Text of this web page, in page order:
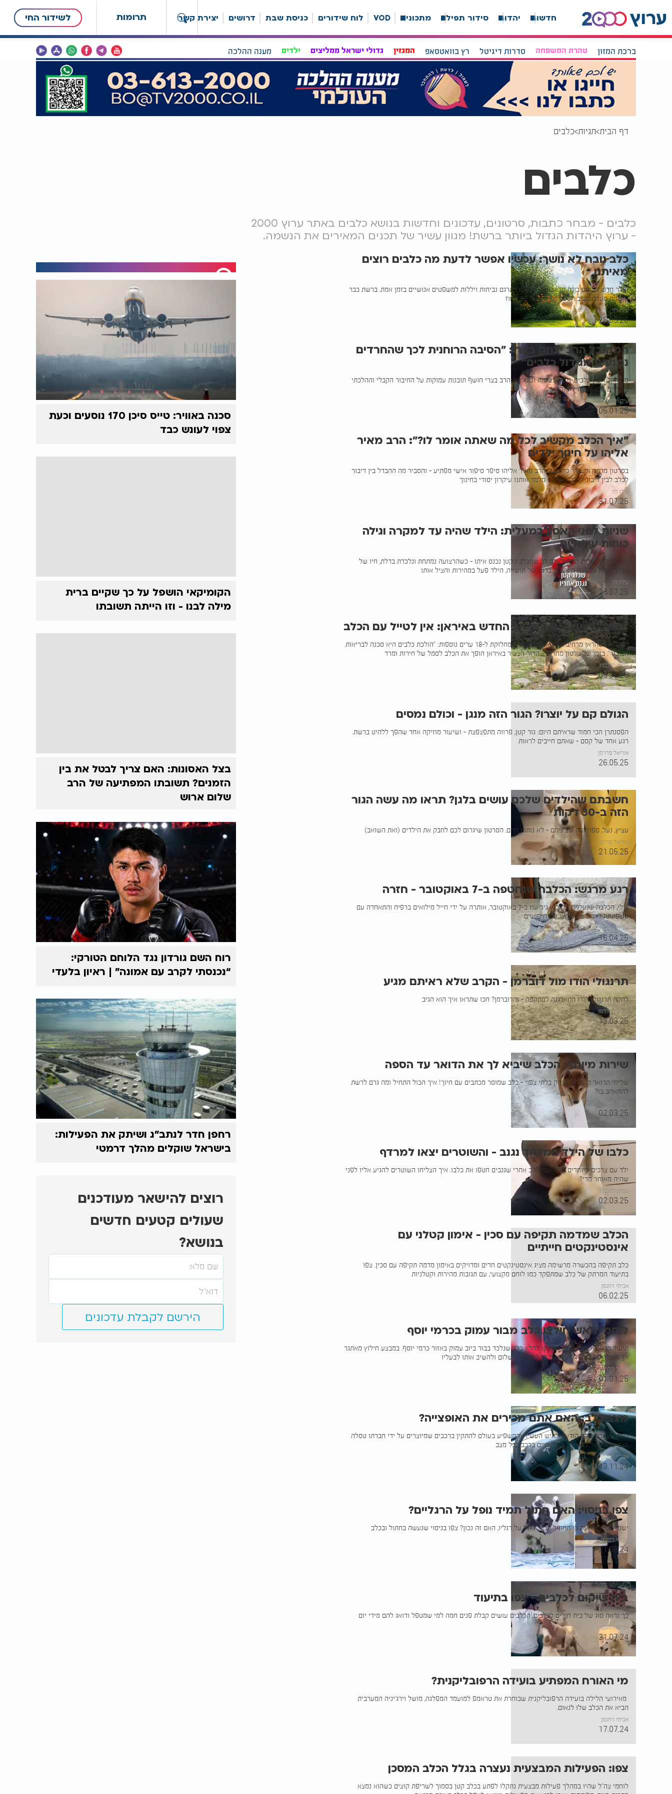
תרומות לשידור החי חדשות יהדות סידור תפילה מתכונים VOD לוח שידורים כניסת שבת דרושים יצירת קשר
ברכת המזון טהרת המשפחה סדרות דיגיטל רץ בוואטסאפ המגזין גדולי ישראל ממליצים ילדים מענה ההלכה
דף הבית תגיות כלבים
כלבים
כלבים - מבחר כתבות, סרטונים, עדכונים וחדשות בנושא כלבים באתר ערוץ 2000
- ערוץ היהדות הגדול ביותר ברשת! מגוון עשיר של תכנים המאירים את הנשמה.
כלב נובח לא נושך: עכשיו אפשר לדעת מה כלבים רוצים
מאיתנו
קולר חדש מבוסס בינה מלאכותית מבטיח לתרגם נביחות ויללות למשפטים אנושיים בזמן אמת. ברשת כבר
נרשמה סערה סביב הטענה לדיוק של 95 אחוז
עידו לוי
25.05.26
המקובל הרב יצחק בצרי: "הסיבה הרוחנית לכך שהחרדים
נמנעים מגידול כלבים"
מה הקשר בין כלבים, גלגול נשמות וכשרות? הרב בצרי חושף תובנות עמוקות על החיבור הקבלי וההלכתי
בין חיות טמאות לחיי האדם.
עידו יחזקאל
05.01.25
"איך הכלב מקשיב לכל מה שאתה אומר לו?": הרב מאיר
אליהו על חינוך ילדים
בסרטון מרתק ומעורר מחשבה, הרב מאיר אליהו סיפר סיפור אישי מפתיע – והסביר מה ההבדל בין דיבור
לכלב לבין דיבור לילד, ואיך זה מלמד אותנו עיקרון יסודי בחינוך
עידו לוי
31.07.25
שניות לפני האסון במעלית: הילד שהיה עד למקרה וגילה
כוחות עילאיים
הוא נכנס למעלית מבלי לשים לב שהכלב הקטן נכנס איתו – כשהרצועה נמתחת ונלכדת בדלת, חיו של
הכלב עמדו על חוט השערה. ברגע של תושייה, הילד פעל במהירות והציל אותו
עידו לוי
28.07.25
"סכנה לציבור" - האיסור החדש באיראן: אין לטייל עם הכלב
המשטר בטהראן מרחיב את האיסור השנוי במחלוקת ל-18 ערים נוספות: "הולכת כלבים היא סכנה לבריאות
הציבור". בזמן שהשלטון מחרים - הדור הצעיר באיראן הופך את הכלב לסמל של חירות ומרד
עמית רוזנברג
09.06.25
הגולם קם על יוצרו? הגור הזה מנגן - וכולם נמסים
הפסנתרן הכי חמוד שראיתם היום: גור קטן, פרווה מתפצפצת - ושיעור מוזיקה אחד שהפך ללהיט ברשת.
רגע אחד של קסם - שאתם חייבים לראות
אוריאל פדרמן
26.05.25
חשבתם שהילדים שלכם עושים בלגן? תראו מה עשה הגור
הזה ב-30 דקות
עציץ, נעל, ספה ומה שביניהם - לא נותרו חיים. הסרטון שיגרום לכם לחבק את הילדים (ואת השואב)
אוריאל פדרמן
21.05.25
רגע מרגש: הכלבה שנחטפה ב-7 באוקטובר - חזרה
בילי, הכלבה שנעלמה מקיבוץ ניר עוז ב-7 באוקטובר, אותרה על ידי חייל מילואים ברפיח והתאחדה עם
משפחתה לאחר שנה וחצי של חיפושים
עמית רוזנברג
16.04.25
תרנגולי הודו מול דוברמן - הקרב שלא ראיתם מגיע
להקת תרנגולי הודו התארגנה למתקפה - והדוברמן? חכו שתראו איך הוא הגיב
אוריאל פדרמן
13.03.25
שירות מיוחד: הכלב שיביא לך את הדואר עד הספה
שליחי הדואר מקבלים חיזוק בלתי צפוי - כלב שמוסר מכתבים עם חיוך! איך הכול התחיל ומה גרם לרשת
להתאהב בו?
דניאל חתן
02.03.25
כלבו של הילד המיוחד נגנב - והשוטרים יצאו למרדף
ילד עם צרכים מיוחדים נותר שבור לב אחרי שגנבים חטפו את כלבו. איך הצליחו השוטרים להגיע אליו לפני
שהיה מאוחר מדי?
עמית רוזנברג
02.03.25
הכלב שמדמה תקיפה עם סכין - אימון קטלני עם
אינסטינקטים חייתיים
כלב תקיפה בהכשרה מרשימה מציג אינסטינקטים חדים ומדויקים באימון מדמה תקיפה עם סכין. צפו
בתיעוד המרתק של כלב שמתפקד כמו לוחם מקצועי, עם תגובות מהירות וקטלניות
אביחי רוזנמן
06.02.25
לוחמי האש חילצו כלב מבור עמוק בכרמי יוסף
תיעוד מרגש: לוחמי האש הוזעקו לחלץ כלב שנלכד בבור ביוב עמוק באזור כרמי יוסף. במבצע חילוץ מאתגר
אך מוצלח, הצליחו להוציא את בעל החיים בשלום ולהשיב אותו לבעליו
דניאל הלוי
01.01.25
מצב כלב: האם אתם מכירים את האופצייה?
לאחר שאדם שלח הודעה לאיש העשיר והמשפיע בעולם להתקין ברכבים שמיוצרים על ידי חברתו טסלה
מצב שמאפשר להשאיר בעלי חיים ברכב בכל מצב
אביחי רוזנמן
13.11.24
צפו בניסוי: האם חתול תמיד נופל על הרגליים?
ישנה אמרה ידועה כי החתול תמיד נופל על רגליו, האם זה נכון? צפו בניסוי שנעשה בחתול ובכלב
אביחי רוזנמן
21.08.24
בית שיקום לכלבים - צפו בתיעוד
כך נראה סוג של בית חולים לכלבים, הכלבים עושים קבלת פנים חמה למי שמטפל ודואג להם מידי יום
אביחי רוזנמן
31.07.24
מי האורח המפתיע בועידה הרפובליקנית?
מאירועי הלילה בועידה הרפובליקנית שבוחרת את טראמפ למועמד המפלגה, מושל וירג'יניה המערבית
הביא את הכלב שלו לנאום.
אביחי רוזנמן
17.07.24
צפו: הפעילות המבצעית נעצרה בגלל הכלב המסכן
לוחמי צה''ל שהיו במהלך פעילות מבצעית נתקלו לפתע בכלב קטן בסמוך לשריפת קוצים כשהוא נמצא
סכנה באוויר: טייס סיכן 170 נוסעים וכעת
צפוי לעונש כבד
הקומיקאי הושפל על כך שקיים ברית
מילה לבנו - וזו הייתה תשובתו
בצל האסונות: האם צריך לבטל את בין
הזמנים? תשובתו המפתיעה של הרב
שלום ארוש
רוח השם גורדון נגד הלוחם הטורקי:
“נכנסתי לקרב עם אמונה” | ראיון בלעדי
רחפן חדר לנתב"ג ושיתק את הפעילות:
בישראל שוקלים מהלך דרמטי
רוצים להישאר מעודכנים
שעולים קטעים חדשים
בנושא?
הירשם לקבלת עדכונים